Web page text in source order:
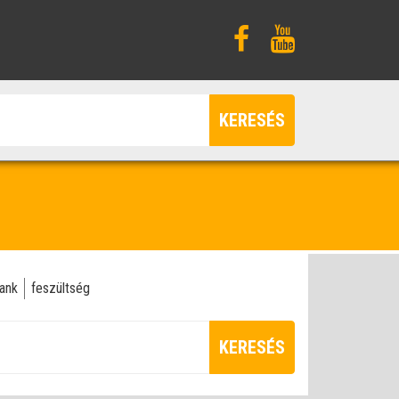
KERESÉS
feszültség
KERESÉS